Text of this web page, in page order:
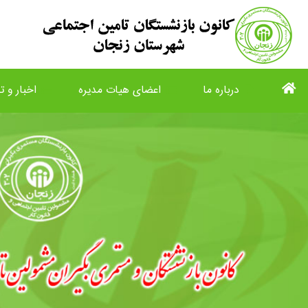
درباره ما اعضای هیات مدیره اخبار و